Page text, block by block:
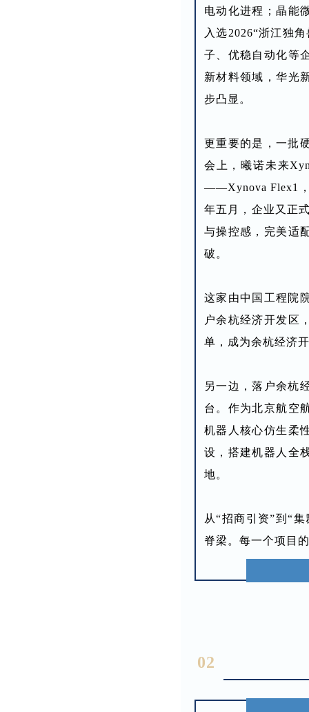
电动化进程；晶能
入选2026“浙江独
子、优稳自动化等
新材料领域，华光
步凸显。
更重要的是，一批
会上，曦诺未来
——Xynova Flex1，
年五月，企业又正
与操控感，完美适
破。
这家由中国工程院
户余杭经济开发区
单，成为余杭经济
另一边，落户余杭
台。作为北京航空
机器人核心仿生柔
设，搭建机器人全
地。
从“招商引资”到“
脊梁。每一个项目
02